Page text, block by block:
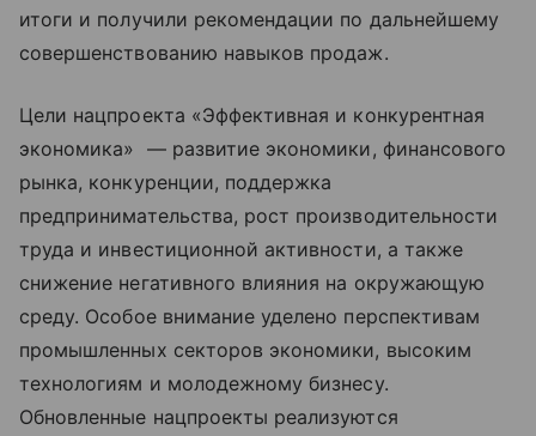
итоги и получили рекомендации по дальнейшему
совершенствованию навыков продаж.
Цели нацпроекта «Эффективная и конкурентная
экономика» — развитие экономики, финансового
рынка, конкуренции, поддержка
предпринимательства, рост производительности
труда и инвестиционной активности, а также
снижение негативного влияния на окружающую
среду. Особое внимание уделено перспективам
промышленных секторов экономики, высоким
технологиям и молодежному бизнесу.
Обновленные нацпроекты реализуются